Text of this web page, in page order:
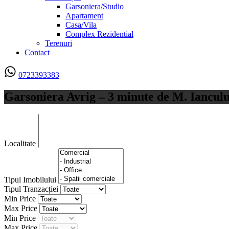
Garsoniera/Studio
Apartament
Casa/Vila
Complex Rezidential
Terenuri
Contact
0723393383
Garsoniera Avrig – 3 minute de M.
Localitate
Tipul Imobilului
Tipul Tranzacției
Min Price
Max Price
Min Price